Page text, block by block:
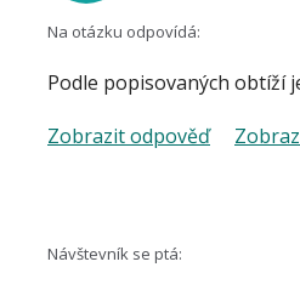
Na otázku odpovídá:
Podle popisovaných obtíží
tzv. oftalmickou migrénu.
popisováno vnímání
který později řídne a
Zobrazit odpověď
Návštevník se ptá: